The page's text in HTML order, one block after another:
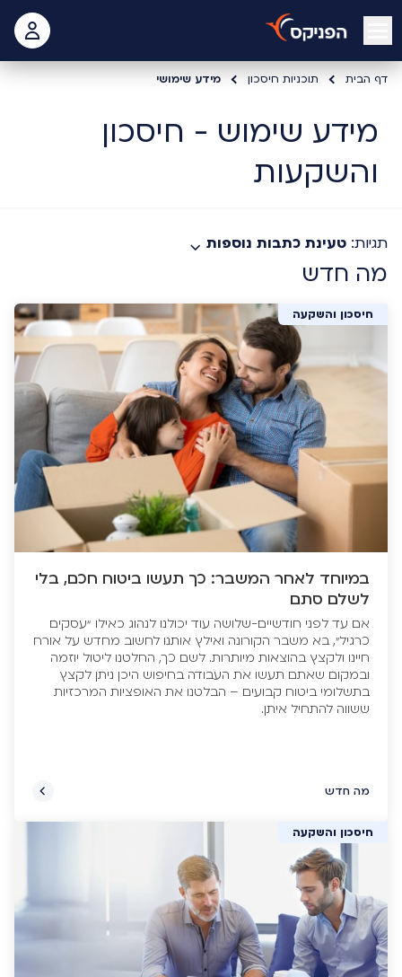
open mobile menu
דף הבית תוכניות חיסכון מידע שימושי
מידע שימוש - חיסכון
והשקעות
תגיות: טעינת כתבות נוספות
מה חדש
חיסכון והשקעה
במיוחד לאחר המשבר: כך תעשו ביטוח חכם, בלי
לשלם סתם
אם עד לפני חודשיים-שלושה עוד יכולנו לנהוג כאילו “עסקים
כרגיל”, בא משבר הקורונה ואילץ אותנו לחשוב מחדש על אורח
חיינו ולקצץ בהוצאות מיותרות. לשם כך, החלטנו ליטול יוזמה
ובמקום שאתם תעשו את העבודה בחיפוש היכן ניתן לקצץ
בתשלומי ביטוח קבועים – הבלטנו את האופציות המרכזיות
ששווה להתחיל איתן.
מה חדש
חיסכון והשקעה